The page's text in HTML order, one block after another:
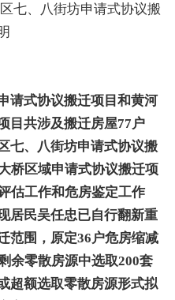
七、八街坊申请式协议搬
请式协议搬迁项目和黄河
目共涉及搬迁房屋77户
七、八街坊申请式协议搬
桥区域申请式协议搬迁项
估工作和危房鉴定工作
居民吴任忠已自行翻新重
范围，原定36户危房缩减
余零散房源中选取200套
超额选取零散房源形式拟